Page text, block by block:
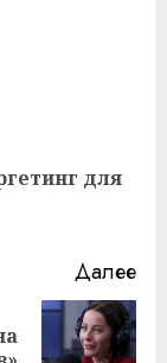
для
Далее